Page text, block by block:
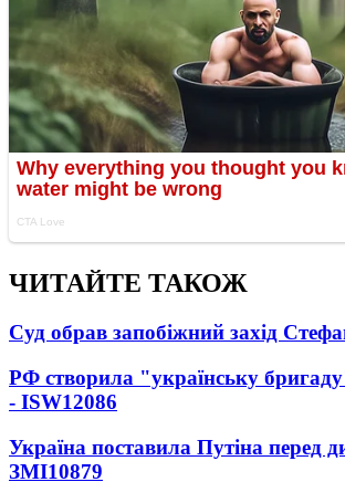
ЧИТАЙТЕ ТАКОЖ
Суд обрав запобіжний захід
РФ створила "українську
- ISW12086
Україна поставила Путіна перед
ЗМІ10879